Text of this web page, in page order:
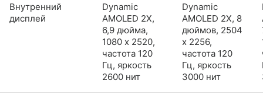
Внутренний
дисплей
Dynamic
AMOLED 2X,
6,9 дюйма,
1080 x 2520,
частота 120
Гц, яркость
2600 нит
Dynamic
AMOLED 2X, 8
дюймов, 2504
x 2256,
частота 120
Гц, яркость
3000 нит